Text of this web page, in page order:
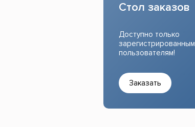
Стол заказов
Доступно только
зарегистрированным
пользователям!
Заказать